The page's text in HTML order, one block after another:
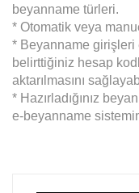
beyanname türleri.
* Otomatik veya
* Beyanname girişleri
belirttiğiniz hesap
aktarılmasını
* Hazırladığınız
e-beyanname